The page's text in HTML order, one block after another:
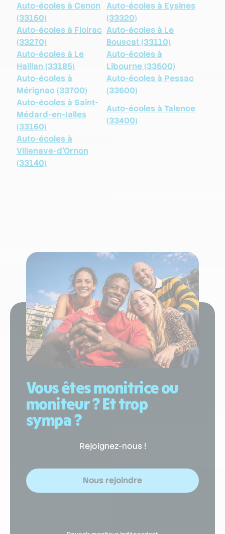
Auto-écoles à Cenon
(33150)
Auto-écoles à Eysines
(33320)
Auto-écoles à Floirac
(33270)
Auto-écoles à Le
Bouscat (33110)
Auto-écoles à Le
Haillan (33185)
Auto-écoles à
Libourne (33500)
Auto-écoles à
Mérignac (33700)
Auto-écoles à Pessac
(33600)
Auto-écoles à Saint-
Médard-en-Jalles
(33160)
Auto-écoles à Talence
(33400)
Auto-écoles à
Villenave-d'Ornon
(33140)
Vous êtes monitrice ou
moniteur ? Et trop
sympa ?
Rejoignez-nous !
Nous rejoindre